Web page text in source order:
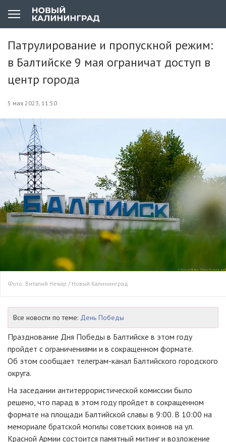
Патрулирование и пропускной режим:
в Балтийске 9 мая ограничат доступ в
центр города
5 мая 2023, 11:50
Фото: Виталий Невар / Новый Калининград
Все новости по теме: День Победы
Празднование Дня Победы в Балтийске в этом году
пройдет с ограничениями и в сокращенном формате.
Об этом сообщает телеграм-канал Балтийского городского
округа.
На заседании антитеррористической комиссии было
решено, что парад в этом году пройдет в сокращенном
формате на площади Балтийской славы в 9:00. В 10:00 на
мемориале братской могилы советских воинов на ул.
Красной Армии состоится памятный митинг и возложение